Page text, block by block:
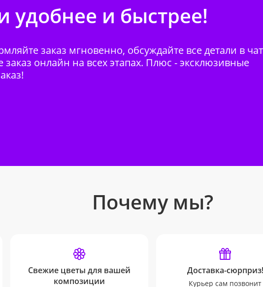
удобнее и быстрее!
заказ мгновенно, обсуждайте все детали в
онлайн на всех этапах. Плюс - эксклюзивные
Почему мы?
Свежие цветы для вашей
композиции
Доставка-сюрприз!
Курьер сам позвонит